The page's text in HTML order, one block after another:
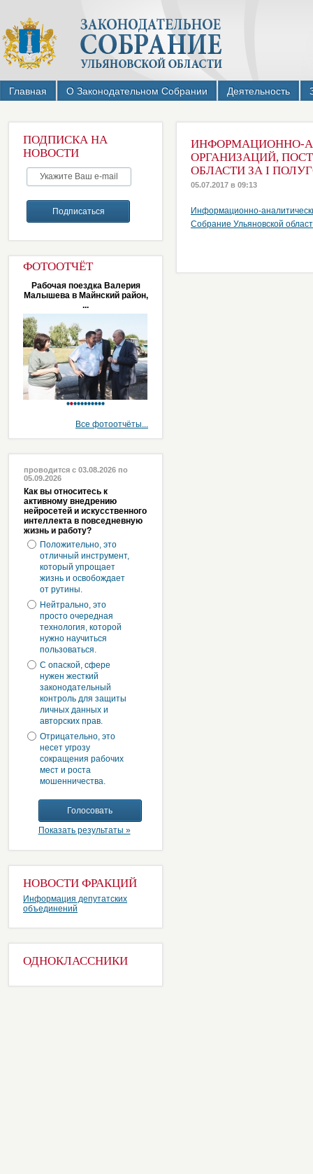
Главная О Законодательном Собрании Деятельность
ПОДПИСКА НА
НОВОСТИ
ФОТООТЧЁТ
Рабочая поездка Валерия
Малышева в Майнский район,
...
Все фотоотчёты...
проводится с 03.08.2026 по
05.09.2026
Как вы относитесь к
активному внедрению
нейросетей и искусственного
интеллекта в повседневную
жизнь и работу?
Положительно, это
отличный инструмент,
который упрощает
жизнь и освобождает
от рутины.
Нейтрально, это
просто очередная
технология, которой
нужно научиться
пользоваться.
С опаской, сфере
нужен жесткий
законодательный
контроль для защиты
личных данных и
авторских прав.
Отрицательно, это
несет угрозу
сокращения рабочих
мест и роста
мошенничества.
Показать результаты »
НОВОСТИ ФРАКЦИЙ
Информация депутатских
объединений
ОДНОКЛАССНИКИ
ИНФОРМАЦИОННО-
ОРГАНИЗАЦИЙ,
ОБЛАСТИ ЗА I
05.07.2017 в 09:13
Информационно-
Собрание Ульяновской